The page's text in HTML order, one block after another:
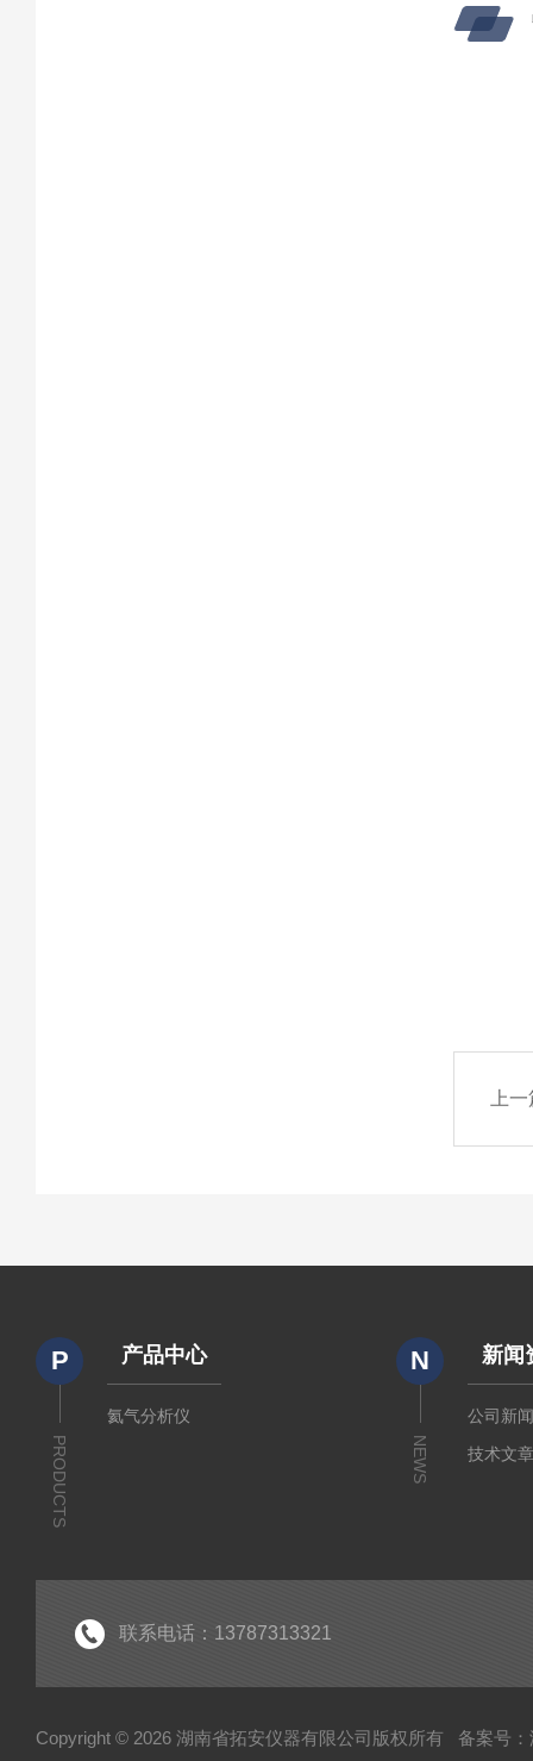
上
P
PRODUCTS
产品中心
氦气分析仪
N
NEWS
新闻
公司新
技术文
联系电话：13787313321
Copyright © 2026 湖南省拓安仪器有限公司版权所有 备案号